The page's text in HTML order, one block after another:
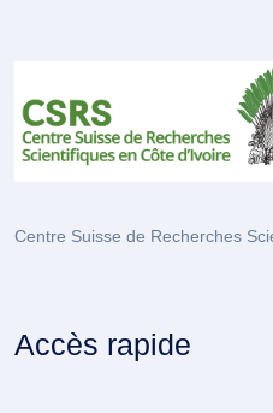
Centre Suisse de Recherches
Accès rapide